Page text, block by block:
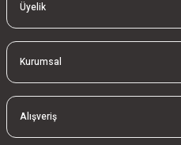
Üyelik
Kurumsal
Alışveriş